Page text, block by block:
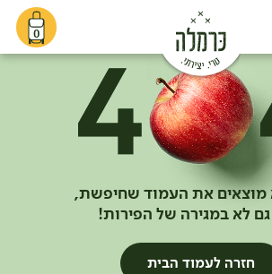
0
מוצאים את העמוד שחיפשת,
גם לא במגירה של הפירות!
חזרה לעמוד הבית